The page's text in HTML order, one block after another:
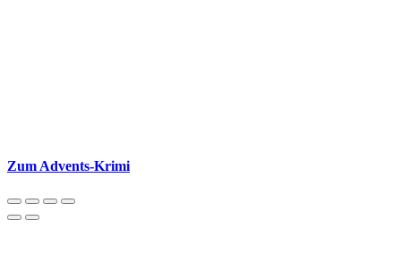
Zum Advents-Krimi